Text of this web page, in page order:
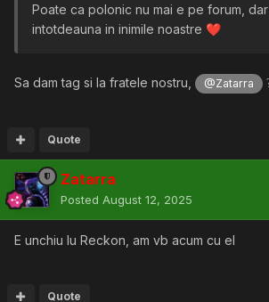
Poate ca polonic nu mai e pe forum,
intotdeauna in inimile noastre ❤️
Sa dam tag si la fratele nostru, @Zatarra
Quote
Zatarra
Posted August 12, 2025
E unchiu lu Reckon, am vb acum cu el
Quote